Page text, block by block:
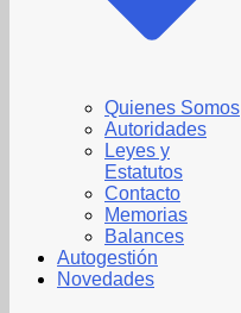
Quienes Somos
Autoridades
Leyes y
Estatutos
Contacto
Memorias
Balances
Autogestión
Novedades